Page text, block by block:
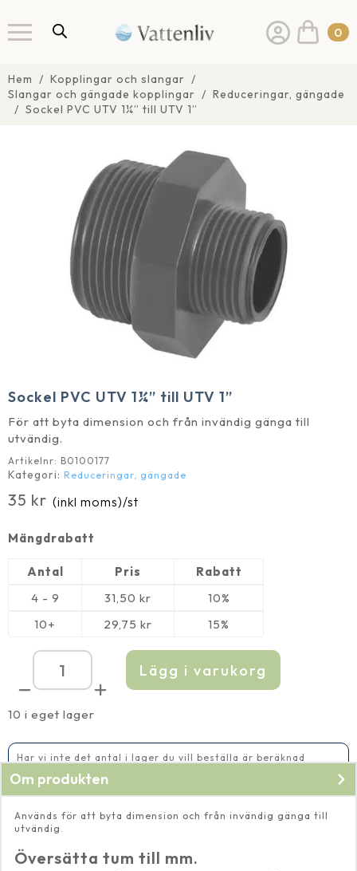
0
Hem
Kopplingar och slangar
Slangar och gängade kopplingar
Reduceringar, gängade
Sockel PVC UTV 1¼” till UTV 1”
Sockel PVC UTV 1¼” till UTV 1”
För att byta dimension och från invändig gänga till
utvändig.
Artikelnr: B0100177
Kategori: Reduceringar, gängade
35 kr (inkl moms)/st
Mängdrabatt
Antal Pris
Rabatt
4 - 9
31,50 kr
10%
10+
29,75 kr 15%
10 i eget lager
Sockel
PVC
1¼''
till
1''
mängd
Lägg i varukorg
Har vi inte det antal i lager du vill beställa är beräknad
Om produkten
Används för att byta dimension och från invändig gänga till
utvändig.
Översätta tum till mm.